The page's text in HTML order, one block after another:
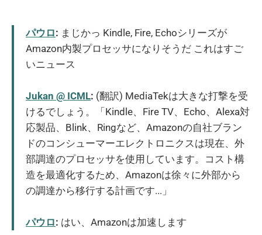
パウロ: まじかっ Kindle, Fire, Echoシリーズが
Amazon内製プロセッサになりそうだ これはすご
いニュース
Jukan @ ICML: (翻訳) MediaTekは大きな打撃を受
けるでしょう。「Kindle、Fire TV、Echo、Alexa対
応製品、Blink、Ringなど、Amazonの自社ブラン
ドのコンシューマーエレクトロニクスは現在、外
部調達のプロセッサを使用しています。コスト構
造を最適化するため、Amazonは徐々に外部から
の調達から移行する計画です...」
パウロ: はい、Amazonは加速します